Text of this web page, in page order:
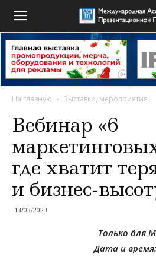
На главную Выставки, мероприятия
Вебинар «6
где хватит
и бизнес-
13/03/2023
Только для
Дата и